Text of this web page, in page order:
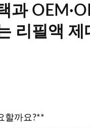
과
리필액 제
할까요?**